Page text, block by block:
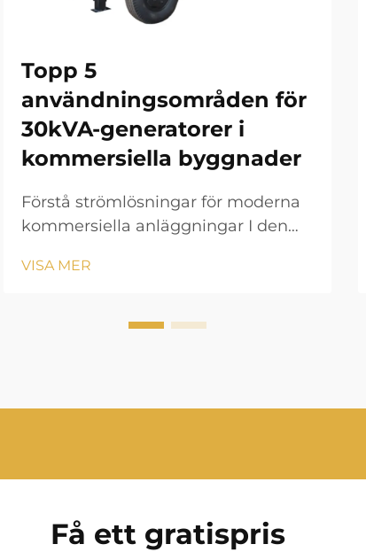
Topp 5
användningsområden för
30kVA-generatorer i
kommersiella byggnader
Förstå strömlösningar för moderna
kommersiella anläggningar I den
det avgörande att upprätthålla en
kommersiella operationer. En
VISA MER
Få ett gratispris